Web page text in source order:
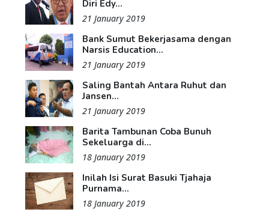
Diri Edy...
21 January 2019
Bank Sumut Bekerjasama dengan
Narsis Education...
21 January 2019
Saling Bantah Antara Ruhut dan
Jansen...
21 January 2019
Barita Tambunan Coba Bunuh
Sekeluarga di...
18 January 2019
Inilah Isi Surat Basuki Tjahaja
Purnama...
18 January 2019